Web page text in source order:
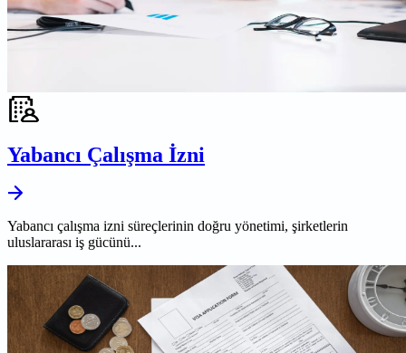
Yabancı Çalışma İzni
Yabancı çalışma izni süreçlerinin doğru yönetimi, şirketlerin
uluslararası iş gücünü...